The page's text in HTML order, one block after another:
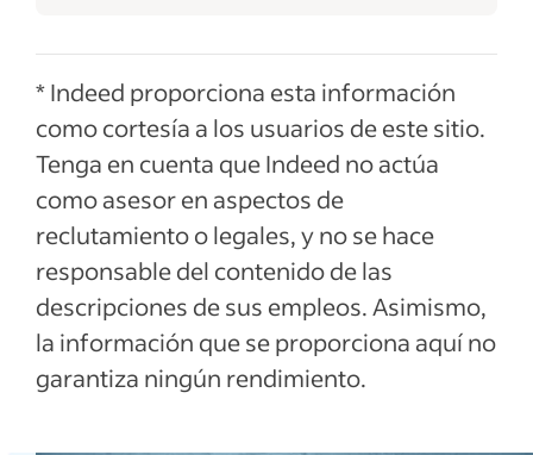
* Indeed proporciona esta información
como cortesía a los usuarios de este sitio.
Tenga en cuenta que Indeed no actúa
como asesor en aspectos de
reclutamiento o legales, y no se hace
responsable del contenido de las
descripciones de sus empleos. Asimismo,
la información que se proporciona aquí no
garantiza ningún rendimiento.